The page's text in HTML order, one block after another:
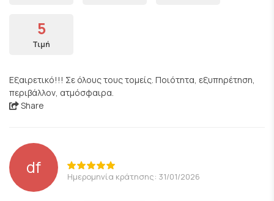
5
Τιμή
Εξαιρετικό!!! Σε όλους τους τομείς. Ποιότητα, εξυπηρέτηση,
περιβάλλον, ατμόσφαιρα.
Share
df Ημερομηνία κράτησης: 31/01/2026